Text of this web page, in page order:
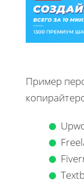
Пример